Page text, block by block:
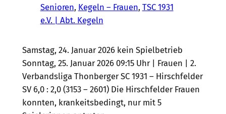
Senioren, Kegeln – Frauen, TSC 1931
e.V. | Abt. Kegeln
Samstag, 24. Januar 2026 kein Spielbetrieb
Sonntag, 25. Januar 2026 09:15 Uhr | Frauen | 2.
Verbandsliga Thonberger SC 1931 – Hirschfelder
SV 6,0 : 2,0 (3153 – 2601) Die Hirschfelder Frauen
konnten, krankeitsbedingt, nur mit 5